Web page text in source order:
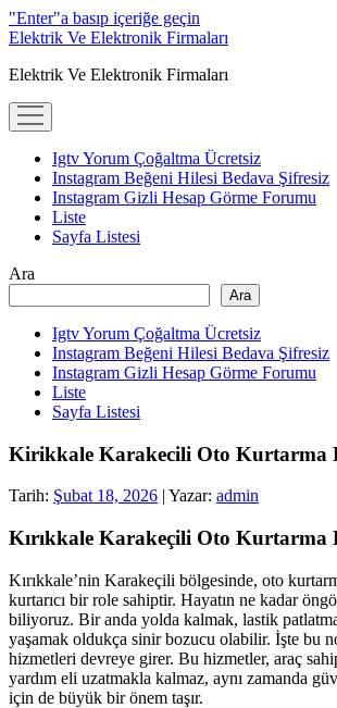
"Enter"a basıp içeriğe geçin
Elektrik Ve Elektronik Firmaları
Elektrik Ve Elektronik Firmaları
menüyü
aç
Igtv Yorum Çoğaltma Ücretsiz
Instagram Beğeni Hilesi Bedava Şifresiz
Instagram Gizli Hesap Görme Forumu
Liste
Sayfa Listesi
Yan
Menü
Ara
Ara
Igtv Yorum Çoğaltma Ücretsiz
Instagram Beğeni Hilesi Bedava Şifresiz
Instagram Gizli Hesap Görme Forumu
Liste
Sayfa Listesi
Kirikkale Karakecili Oto Kurtarma
Tarih: Şubat 18, 2026 | Yazar: admin
Kırıkkale Karakeçili Oto Kurtarma
Kırıkkale’nin Karakeçili bölgesinde, oto
kurtarıcı bir role sahiptir. Hayatın ne kadar
biliyoruz. Bir anda yolda kalmak, lastik
yaşamak oldukça sinir bozucu olabilir. İşte bu
hizmetleri devreye girer. Bu hizmetler, araç
yardım eli uzatmakla kalmaz, aynı zamanda
için de büyük bir önem taşır.